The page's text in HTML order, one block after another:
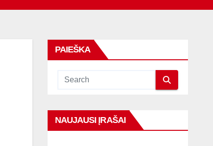
PAIEŠKA
NAUJAUSI ĮRAŠAI